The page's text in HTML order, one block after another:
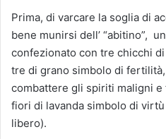
Prima, di varcare la soglia di
bene munirsi dell’ “abitino”,
confezionato con tre chicchi
tre di grano simbolo di
combattere gli spiriti maligni
fiori di lavanda simbolo di
libero).